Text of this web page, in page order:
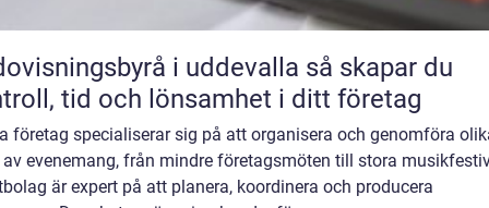
i uddevalla så skapar du
tid och lönsamhet i ditt företag
företag specialiserar sig på att organisera och genomföra
av evenemang, från mindre företagsmöten till stora
är expert på att planera, koordinera och producera